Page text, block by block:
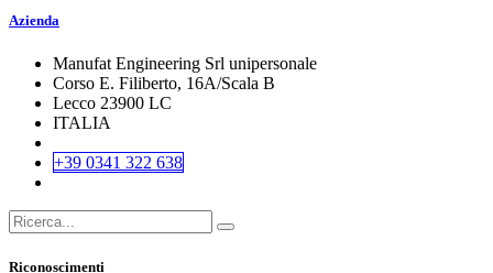
Azienda
Manufat Engineering Srl unipersonale
Corso E. Filiberto, 16A/Scala B
Lecco 23900 LC
ITALIA
+39 0341 322 638
Riconoscimenti